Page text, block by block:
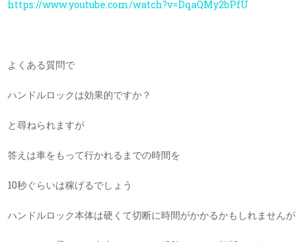
https://www.youtube.com/watch?v=DqaQMy2bPfU
よくある質問で
ハンドルロックは効果的ですか？
と尋ねられますが
答えは車をもって行かれるまでの時間を
10秒ぐらいは稼げるでしょう
ハンドルロック本体は硬くて切断に時間がかかるかもしれませんが